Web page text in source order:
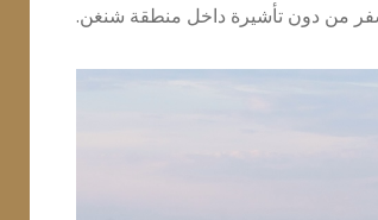
من دون تأشيرة داخل منطقة شنغن.